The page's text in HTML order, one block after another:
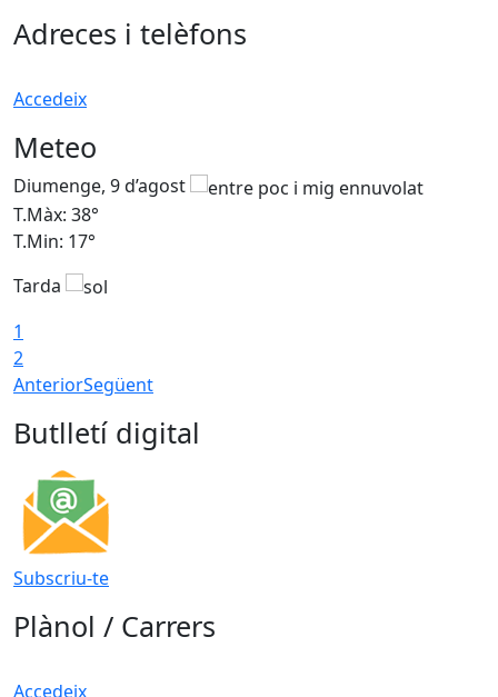
Adreces i telèfons
Accedeix
Meteo
Diumenge, 9 d’agost
T.Màx: 38°
T.Min: 17°
Tarda
1
2
AnteriorSegüent
Butlletí digital
Subscriu-te
Plànol / Carrers
Accedeix